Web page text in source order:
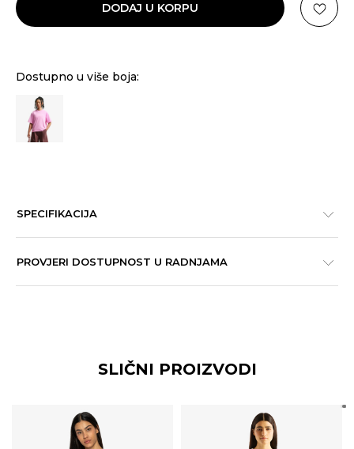
DODAJ U KORPU
Dostupno u više boja:
SPECIFIKACIJA
PROVJERI DOSTUPNOST U RADNJAMA
SLIČNI PROIZVODI